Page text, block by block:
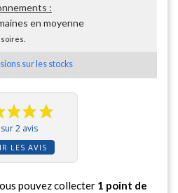
:
en moyenne
sur les stocks
2 avis
LES AVIS
pouvez collecter 1 point de